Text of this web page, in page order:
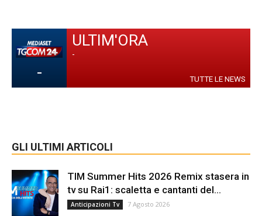
-
ULTIM'ORA
-
TUTTE LE NEWS
GLI ULTIMI ARTICOLI
TIM Summer Hits 2026 Remix stasera in
tv su Rai1: scaletta e cantanti del...
Anticipazioni Tv 7 Agosto 2026